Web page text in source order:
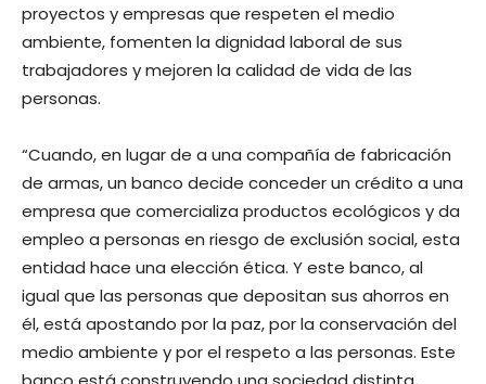
proyectos y empresas que respeten el medio
ambiente, fomenten la dignidad laboral de sus
trabajadores y mejoren la calidad de vida de las
personas.
“Cuando, en lugar de a una compañía de fabricación
de armas, un banco decide conceder un crédito a una
empresa que comercializa productos ecológicos y da
empleo a personas en riesgo de exclusión social, esta
entidad hace una elección ética. Y este banco, al
igual que las personas que depositan sus ahorros en
él, está apostando por la paz, por la conservación del
medio ambiente y por el respeto a las personas. Este